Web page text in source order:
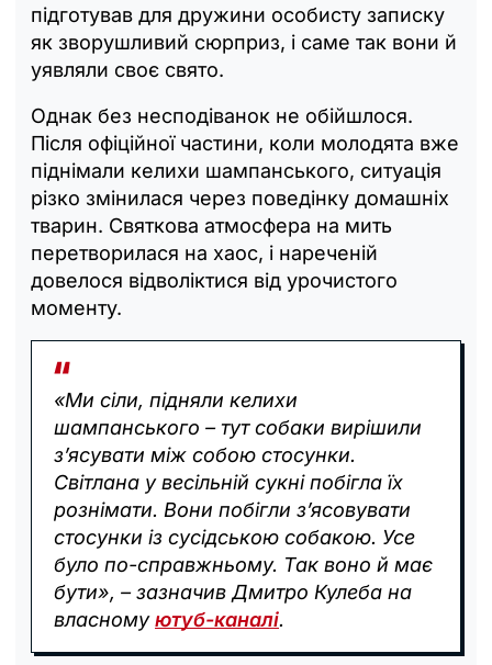
підготував для дружини особисту записку
як зворушливий сюрприз, і саме так вони й
уявляли своє свято.
Однак без несподіванок не обійшлося.
Після офіційної частини, коли молодята вже
піднімали келихи шампанського, ситуація
різко змінилася через поведінку домашніх
тварин. Святкова атмосфера на мить
перетворилася на хаос, і нареченій
довелося відволіктися від урочистого
моменту.
«Ми сіли, підняли келихи
шампанського – тут собаки вирішили
з’ясувати між собою стосунки.
Світлана у весільній сукні побігла їх
рознімати. Вони побігли з’ясовувати
стосунки із сусідською собакою. Усе
було по-справжньому. Так воно й має
бути», – зазначив Дмитро Кулеба на
власномуютуб-каналі.